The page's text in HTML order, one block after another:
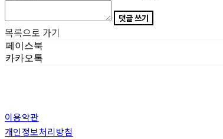
댓글 쓰기
목록으로 가기
페이스북
카카오톡
이용약관
개인정보처리방침